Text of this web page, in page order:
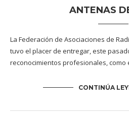
ANTENAS
La Federación de Asociaciones de
tuvo el placer de entregar, este
reconocimientos profesionales, como
CONTINÚA